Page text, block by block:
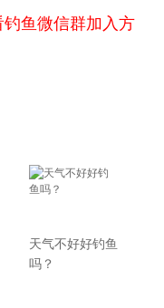
鱼微信群加入方
天气不好好钓鱼
吗？